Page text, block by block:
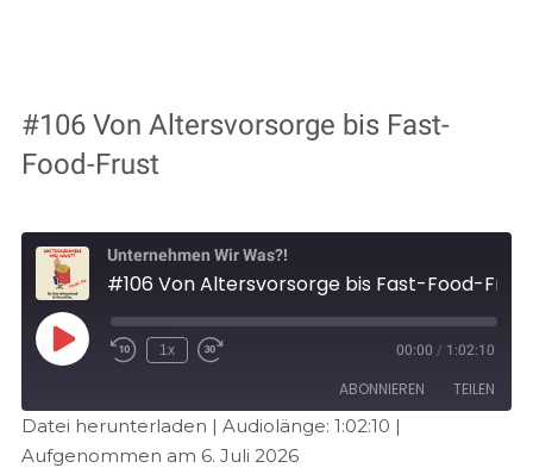
#106 Von Altersvorsorge bis Fast-
Food-Frust
Unternehmen Wir Was?!
1x 00:00 / 1:02:10
ABONNIEREN TEILEN
Amazon
TEILEN
Datei herunterladen | Audiolänge: 1:02:10 |
Aufgenommen am 6. Juli 2026